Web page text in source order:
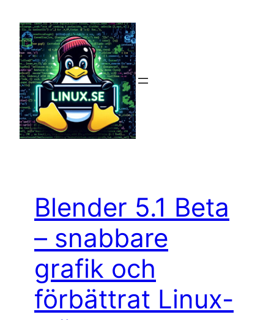
innehåll
Blender 5.1 Beta
– snabbare
grafik och
förbättrat Linux-